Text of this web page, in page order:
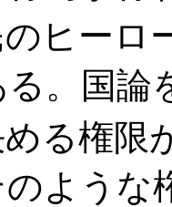
ヒーロ
。国論
る権限
ような